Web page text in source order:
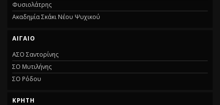
Φυσιολάτρης
Ακαδημία Σκάκι Νέου Ψυχικού
ΑΙΓΑΙΟ
ΑΣΟ Σαντορίνης
ΣΟ Μυτιλήνης
ΣΟ Ρόδου
ΚΡΗΤΗ